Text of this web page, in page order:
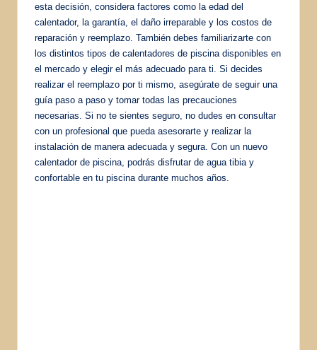
esta decisión, considera factores como la edad del
calentador, la garantía, el daño irreparable y los costos de
reparación y reemplazo. También debes familiarizarte con
los distintos tipos de calentadores de piscina disponibles en
el mercado y elegir el más adecuado para ti. Si decides
realizar el reemplazo por ti mismo, asegúrate de seguir una
guía paso a paso y tomar todas las precauciones
necesarias. Si no te sientes seguro, no dudes en consultar
con un profesional que pueda asesorarte y realizar la
instalación de manera adecuada y segura. Con un nuevo
calentador de piscina, podrás disfrutar de agua tibia y
confortable en tu piscina durante muchos años.